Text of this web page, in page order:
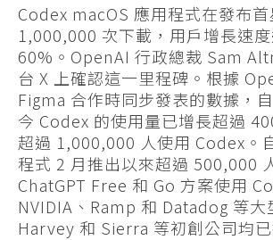
Codex macOS 應用程式在發布
1,000,000 次下載，用戶增長速
60%。OpenAI 行政總裁 Sam
台 X 上確認這一里程碑。根據
Figma 合作時同步發表的數據，
今 Codex 的使用量已增長超過
超過 1,000,000 人使用 Codex。
程式 2 月推出以來超過 500,000
ChatGPT Free 和 Go 方案使用
NVIDIA、Ramp 和 Datadog 等大
Harvey 和 Sierra 等初創公司均